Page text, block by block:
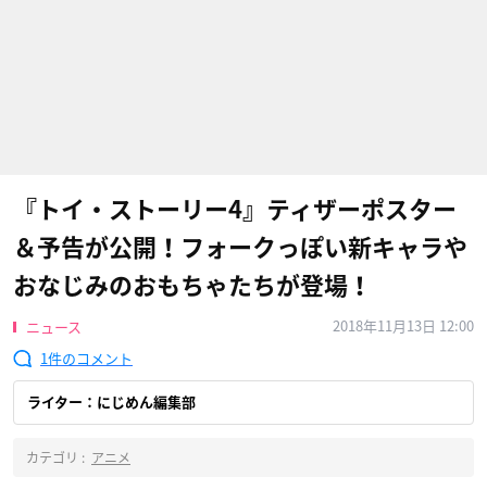
『トイ・ストーリー4』ティザーポスター
＆予告が公開！フォークっぽい新キャラや
おなじみのおもちゃたちが登場！
ニュース
2018年11月13日 12:00
1
ライター：にじめん編集部
カテゴリ : アニメ